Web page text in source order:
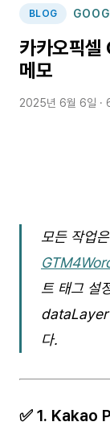
BLOG
카카오픽셀
메모
2025년 6월 6일 ·
모든 작업
트 태그 설
dataLayer
다.
✅ 1. Kakao